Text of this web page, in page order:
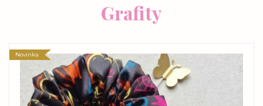
Grafity
Novinka